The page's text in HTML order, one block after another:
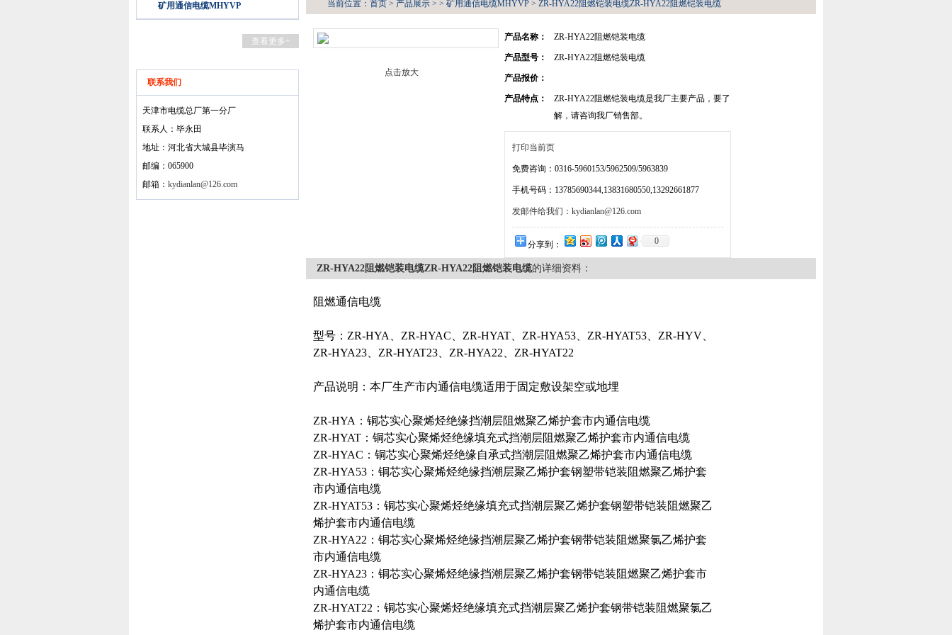
矿用通信电缆MHYVP
查看更多+
联系我们
天津市电缆总厂第一分厂
联系人：毕永田
地址：河北省大城县毕演马
邮编：065900
邮箱： kydianlan@126.com
当前位置： 首页 > 产品展示 > > 矿用通信电缆MHYVP > ZR-HYA22阻燃铠装电缆ZR-HYA22阻燃铠装电缆
点击放大
产品名称： ZR-HYA22阻燃铠装电缆
产品型号： ZR-HYA22阻燃铠装电缆
产品报价：
产品特点：
ZR-HYA22阻燃铠装电缆是我厂主要产品，要了
解，请咨询我厂销售部。
打印当前页
免费咨询：0316-5960153/5962509/5963839
手机号码：13785690344,13831680550,13292661877
发邮件给我们：kydianlan@126.com
分享到： 0
ZR-HYA22阻燃铠装电缆ZR-HYA22阻燃铠装电缆的详细资料：
阻燃通信电缆
型号：ZR-HYA、ZR-HYAC、ZR-HYAT、ZR-HYA53、ZR-HYAT53、ZR-HYV、
ZR-HYA23、ZR-HYAT23、ZR-HYA22、ZR-HYAT22
产品说明：本厂生产市内通信电缆适用于固定敷设架空或地埋
ZR-HYA：铜芯实心聚烯烃绝缘挡潮层阻燃聚乙烯护套市内通信电缆
ZR-HYAT：铜芯实心聚烯烃绝缘填充式挡潮层阻燃聚乙烯护套市内通信电缆
ZR-HYAC：铜芯实心聚烯烃绝缘自承式挡潮层阻燃聚乙烯护套市内通信电缆
ZR-HYA53：铜芯实心聚烯烃绝缘挡潮层聚乙烯护套钢塑带铠装阻燃聚乙烯护套
市内通信电缆
ZR-HYAT53：铜芯实心聚烯烃绝缘填充式挡潮层聚乙烯护套钢塑带铠装阻燃聚乙
烯护套市内通信电缆
ZR-HYA22：铜芯实心聚烯烃绝缘挡潮层聚乙烯护套钢带铠装阻燃聚氯乙烯护套
市内通信电缆
ZR-HYA23：铜芯实心聚烯烃绝缘挡潮层聚乙烯护套钢带铠装阻燃聚乙烯护套市
内通信电缆
ZR-HYAT22：铜芯实心聚烯烃绝缘填充式挡潮层聚乙烯护套钢带铠装阻燃聚氯乙
烯护套市内通信电缆